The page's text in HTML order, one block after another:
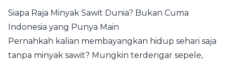
Siapa Raja Minyak Sawit Dunia? Bukan Cuma
Indonesia yang Punya Main
Pernahkah kalian membayangkan hidup sehari saja
tanpa minyak sawit? Mungkin terdengar sepele,